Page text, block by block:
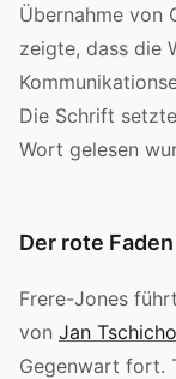
Übernahme von
zeigte, dass die
Die Schrift
Wort gelesen
Der rote Faden
Frere-Jones
von Jan
Gegenwart fort.